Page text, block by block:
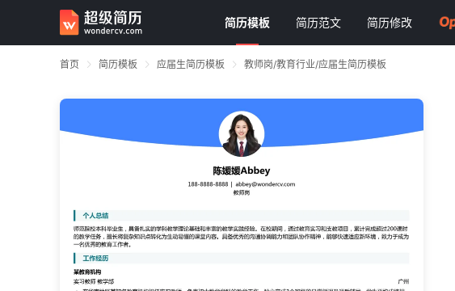
简历模板 简历范文 简历修改
首页 简历模板 应届生简历模板 教师岗/教育行业/应届生简历模板